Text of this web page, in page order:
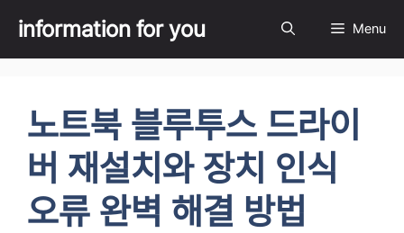
content
information for you Menu
노트북 블루투스 드라이
버 재설치와 장치 인식
오류 완벽 해결 방법